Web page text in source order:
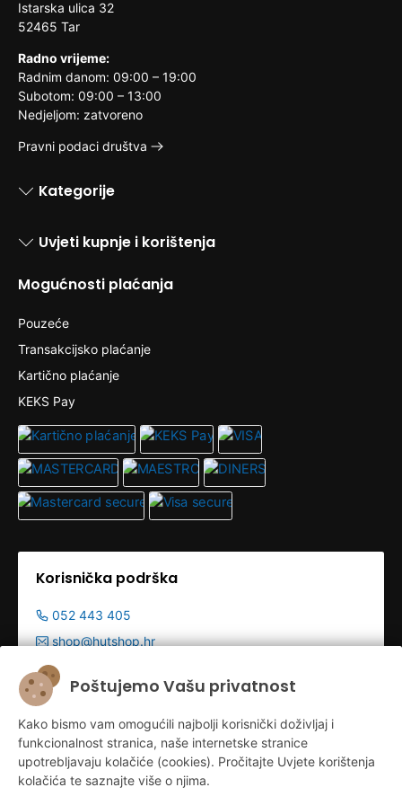
Poštujemo Vašu privatnost
Kako bismo vam omogućili najbolji korisnički doživljaj i
funkcionalnost stranica, naše internetske stranice
upotrebljavaju kolačiće (cookies). Pročitajte Uvjete korištenja
kolačića te saznajte više o njima.
Istarska ulica 32
52465 Tar
Radno vrijeme:
Radnim danom: 09:00 – 19:00
Subotom: 09:00 – 13:00
Nedjeljom: zatvoreno
Pravni podaci društva
Kategorije
Uvjeti kupnje i korištenja
Mogućnosti plaćanja
Pouzeće
Transakcijsko plaćanje
Kartično plaćanje
KEKS Pay
Korisnička podrška
052 443 405
shop@hutshop.hr
Radno vrijeme:
Pon - Pet 9:00-19:00h
Sub 9:00-13:00